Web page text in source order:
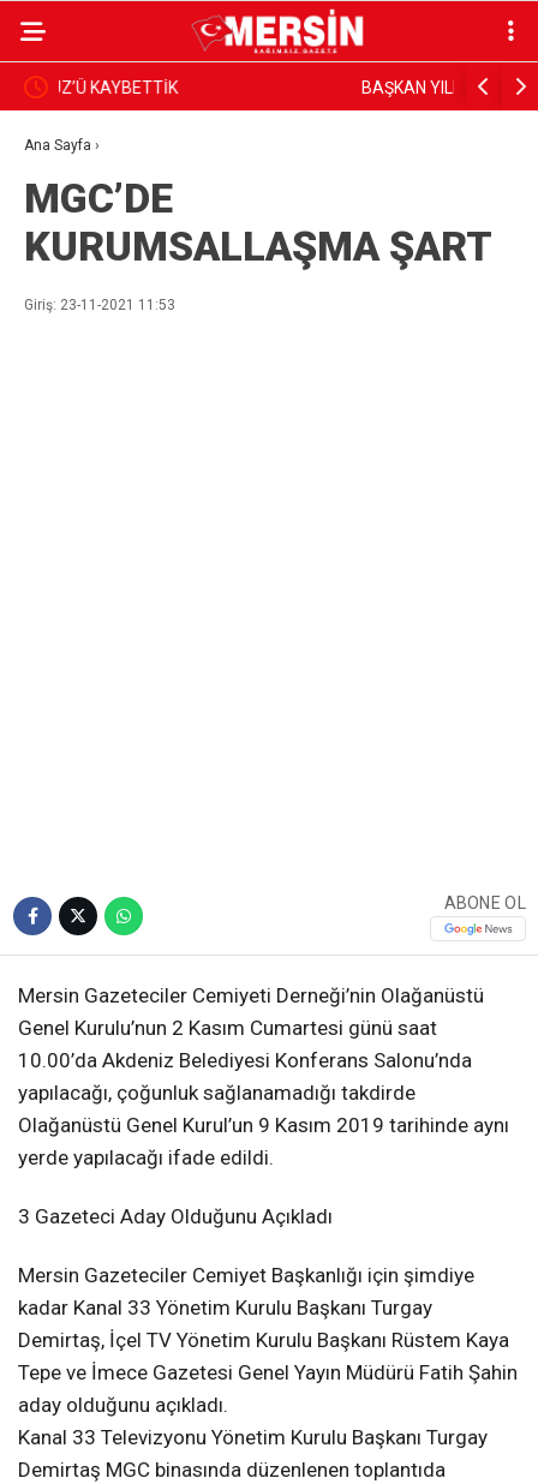
BAŞKAN YILDIZ, SAHADAKİ ÇALIŞMALARI YERİNDE
İNCELEDİ
Dim,
Ana Sayfa ›
MGC’DE
KURUMSALLAŞMA ŞART
Giriş: 23-11-2021 11:53
ABONE OL
Mersin Gazeteciler Cemiyeti Derneği’nin Olağanüstü
Genel Kurulu’nun 2 Kasım Cumartesi günü saat
10.00’da Akdeniz Belediyesi Konferans Salonu’nda
yapılacağı, çoğunluk sağlanamadığı takdirde
Olağanüstü Genel Kurul’un 9 Kasım 2019 tarihinde aynı
yerde yapılacağı ifade edildi.
3 Gazeteci Aday Olduğunu Açıkladı
Mersin Gazeteciler Cemiyet Başkanlığı için şimdiye
kadar Kanal 33 Yönetim Kurulu Başkanı Turgay
Demirtaş, İçel TV Yönetim Kurulu Başkanı Rüstem Kaya
Tepe ve İmece Gazetesi Genel Yayın Müdürü Fatih Şahin
aday olduğunu açıkladı.
Kanal 33 Televizyonu Yönetim Kurulu Başkanı Turgay
Demirtaş MGC binasında düzenlenen toplantıda